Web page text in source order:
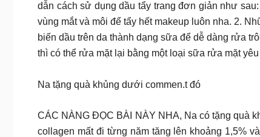
dẫn cách sử dụng dầu tẩy trang đơn giản như
vùng mắt và môi để tẩy hết makeup luôn nha. 2.
biến dầu trên da thành dạng sữa để dễ dàng rửa
thì có thể rửa mặt lại bằng một loại sữa rửa mặt
Na tặng quà khủng dưới commen.t đó
CÁC NÀNG ĐỌC BÀI NÀY NHA, Na có tặng quà
collagen mất đi từng năm tăng lên khoảng 1,5%